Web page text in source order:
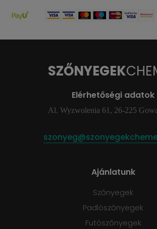
SZŐNYEGEK
Elérhetőségi adatok
Al. Wyzwolenia 61, 26-225
Ajánlatunk
Szőnyegek
Padlószőnyegek
Futószőnyegek